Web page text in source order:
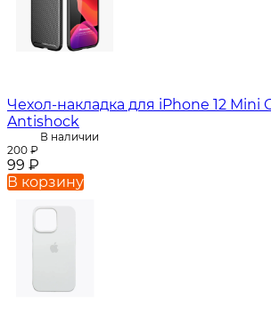
Чехол-накладка для iPhone 12 Mini
Antishock
В наличии
200 ₽
99 ₽
В корзину